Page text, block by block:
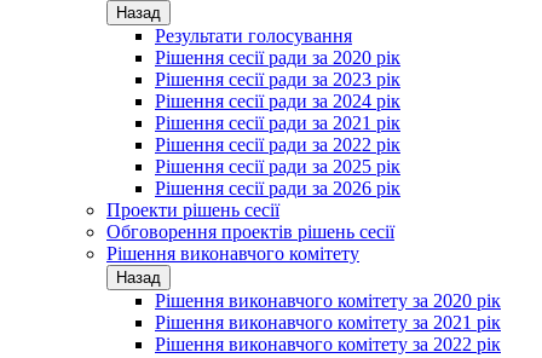
Назад
Результати голосування
Рішення сесії ради за 2020 рік
Рішення сесії ради за 2023 рік
Рішення сесії ради за 2024 рік
Рішення сесії ради за 2021 рік
Рішення сесії ради за 2022 рік
Рішення сесії ради за 2025 рік
Рішення сесії ради за 2026 рік
Проекти рішень сесії
Обговорення проектів рішень сесії
Рішення виконавчого комітету
Назад
Рішення виконавчого комітету за 2020 рік
Рішення виконавчого комітету за 2021 рік
Рішення виконавчого комітету за 2022 рік